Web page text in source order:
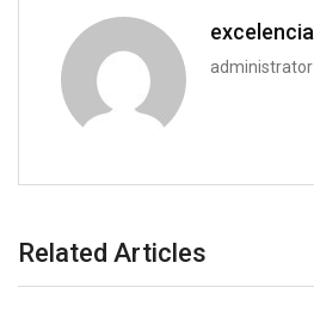
excelencia
administrator
Related Articles